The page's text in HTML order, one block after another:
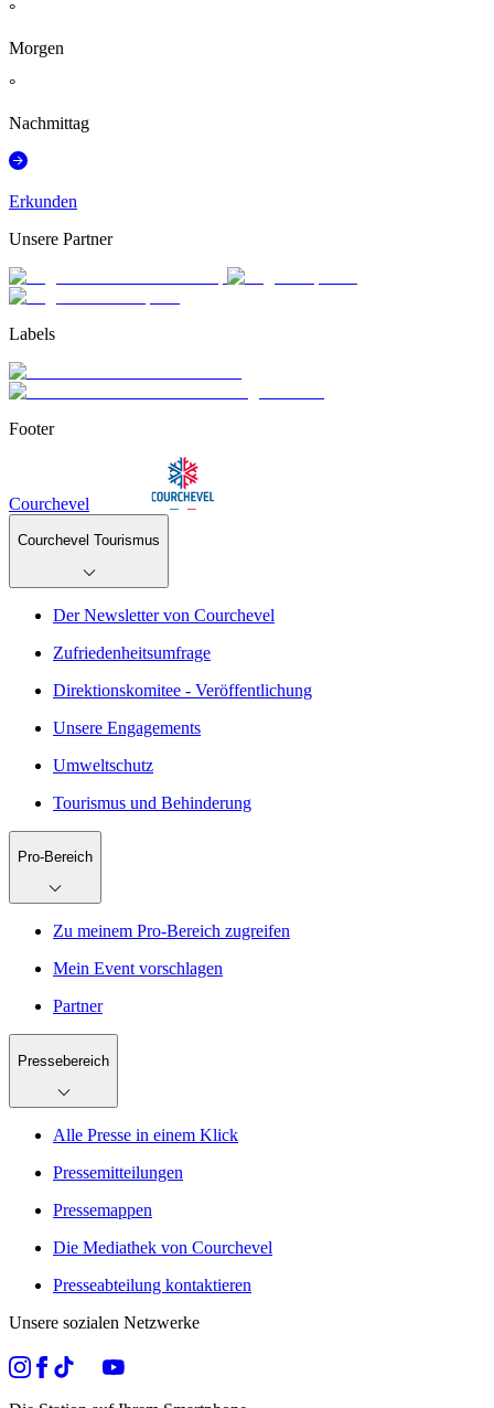
°
Morgen
°
Nachmittag
Erkunden
Unsere Partner
Labels
Footer
Courchevel
Courchevel Tourismus
Der Newsletter von Courchevel
Zufriedenheitsumfrage
Direktionskomitee - Veröffentlichung
Unsere Engagements
Umweltschutz
Tourismus und Behinderung
Pro-Bereich
Zu meinem Pro-Bereich zugreifen
Mein Event vorschlagen
Partner
Pressebereich
Alle Presse in einem Klick
Pressemitteilungen
Pressemappen
Die Mediathek von Courchevel
Presseabteilung kontaktieren
Unsere sozialen Netzwerke